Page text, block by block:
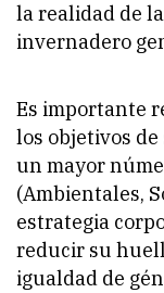
la realidad de
invernadero
Es importante
los objetivos
un mayor
(Ambientales,
estrategia
reducir su
igualdad de